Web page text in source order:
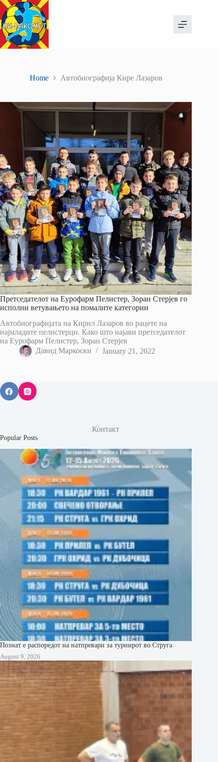
Skip
to
content
Home Автобиографија Кире Лазаров
Претседателот на Еурофарм Пелистер, Зоран Стерјев го
исполни ветувањето на помалите категории
Автобиографијата на Кирил Лазаров во рацете на
најмладите пелистерци. Како што најави претседателот
на Еурофарм Пелистер, Зоран Стерјев
Давид Маркоски
January 21, 2022
Контакт
Popular Posts
Познат е распоредот на натпревари за турнирот во Струга
August 9, 2026